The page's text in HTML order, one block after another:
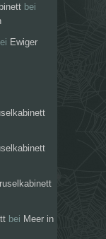
bei
Ewiger
bei Meer in